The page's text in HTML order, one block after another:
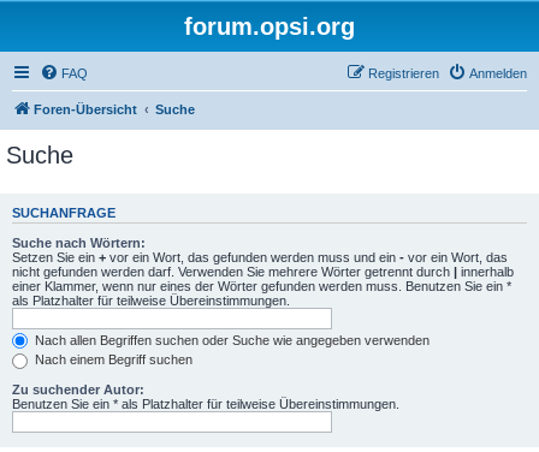
forum.opsi.org
FAQ Anmelden
Registrieren
Foren-Übersicht Suche
Suche
SUCHANFRAGE
Suche nach Wörtern:
Setzen Sie ein + vor ein Wort, das gefunden werden muss und ein - vor ein Wort, das
nicht gefunden werden darf. Verwenden Sie mehrere Wörter getrennt durch | innerhalb
einer Klammer, wenn nur eines der Wörter gefunden werden muss. Benutzen Sie ein *
als Platzhalter für teilweise Übereinstimmungen.
Nach allen Begriffen suchen oder Suche wie angegeben verwenden
Nach einem Begriff suchen
Zu suchender Autor:
Benutzen Sie ein * als Platzhalter für teilweise Übereinstimmungen.